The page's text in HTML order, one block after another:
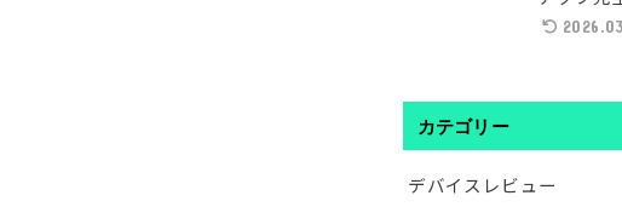
カテゴリー
デバイスレビュー